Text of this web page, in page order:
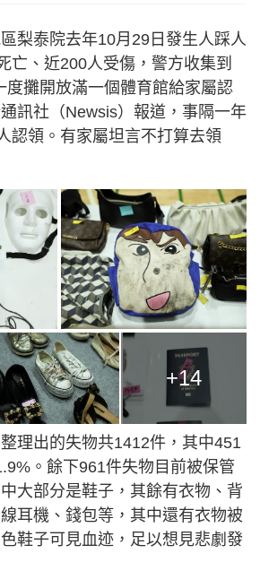
梨泰院去年10月29日發生人踩人
亡、近200人受傷，警方收集到
度攤開放滿一個體育館給家屬認
訊社（Newsis）報道，事隔一年
認領。有家屬坦言不打算去領
+14
理出的失物共1412件，其中451
。餘下961件失物目前被保管
大部分是鞋子，其餘有衣物、背
耳機、錢包等，其中還有衣物被
鞋子可見血迹，足以想見悲劇發